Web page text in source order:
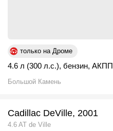
только на Дроме
4.6 л (300 л.с.), бензин, АКПП
Большой Камень
Cadillac DeVille, 2001
4.6 AT de Ville